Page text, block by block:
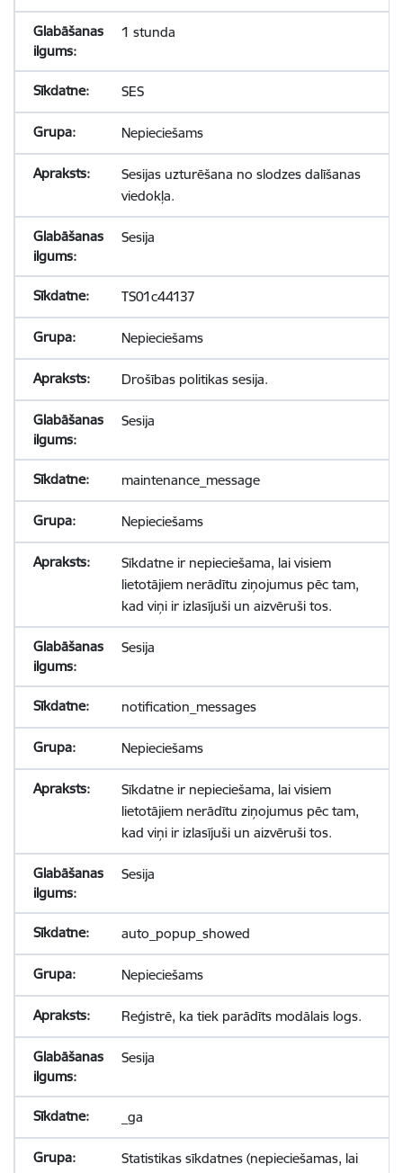
1 stunda
SES
Nepieciešams
Sesijas uzturēšana no slodzes dalīšanas
viedokļa.
Sesija
TS01c44137
Nepieciešams
Drošības politikas sesija.
Sesija
maintenance_message
Nepieciešams
Sīkdatne ir nepieciešama, lai visiem
lietotājiem nerādītu ziņojumus pēc tam,
kad viņi ir izlasījuši un aizvēruši tos.
Sesija
notification_messages
Nepieciešams
Sīkdatne ir nepieciešama, lai visiem
lietotājiem nerādītu ziņojumus pēc tam,
kad viņi ir izlasījuši un aizvēruši tos.
Sesija
auto_popup_showed
Nepieciešams
Reģistrē, ka tiek parādīts modālais logs.
Sesija
_ga
Statistikas sīkdatnes (nepieciešamas, lai